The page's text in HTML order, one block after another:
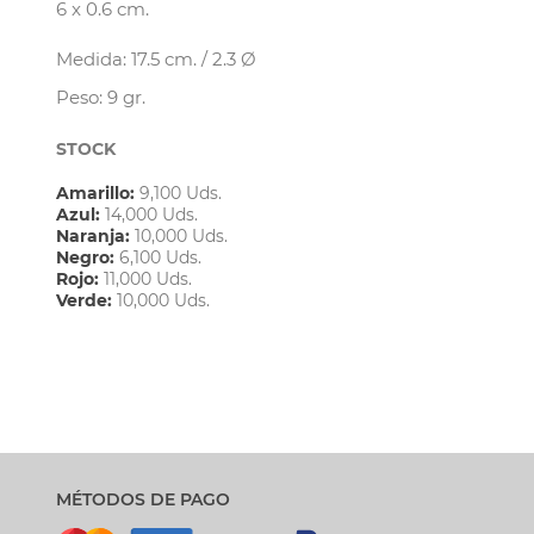
6 x 0.6 cm.
Medida: 17.5 cm. / 2.3 Ø
Peso: 9 gr.
STOCK
Amarillo: 9,100 Uds.
Azul: 14,000 Uds.
Naranja: 10,000 Uds.
Negro: 6,100 Uds.
Rojo: 11,000 Uds.
Verde: 10,000 Uds.
MÉTODOS DE PAGO